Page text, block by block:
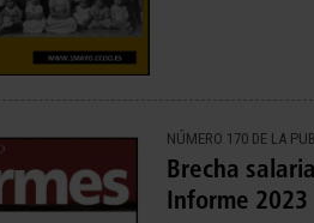
NÚMERO 170 DE LA
Brecha
Informe 2023